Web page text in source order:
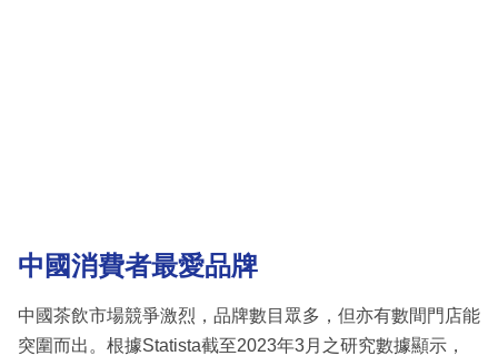
中國消費者最愛品牌
中國茶飲市場競爭激烈，品牌數目眾多，但亦有數間門店能
突圍而出。根據Statista截至2023年3月之研究數據顯示，